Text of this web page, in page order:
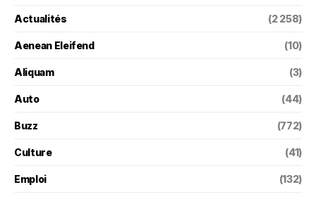
Actualités (2 258)
Aenean Eleifend (10)
Aliquam (3)
Auto (44)
Buzz (772)
Culture (41)
Emploi (132)